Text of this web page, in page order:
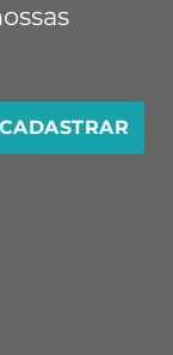
CADASTRAR